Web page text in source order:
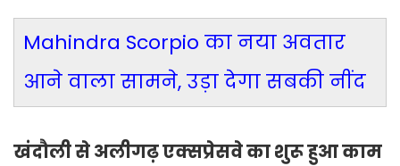
Mahindra Scorpio का नया अवतार
आने वाला सामने, उड़ा देगा सबकी नींद
खंदौली से अलीगढ़ एक्सप्रेसवे का शुरू हुआ काम